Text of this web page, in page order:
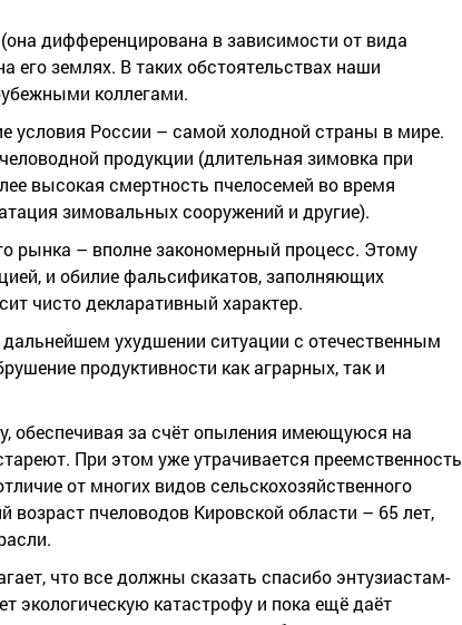
дифференцирована в зависимости от вида
землях. В таких обстоятельствах наши
коллегами.
условия России – самой холодной страны в мире.
продукции (длительная зимовка при
высокая смертность пчелосемей во время
зимовальных сооружений и другие).
рынка – вполне закономерный процесс. Этому
и обилие фальсификатов, заполняющих
чисто декларативный характер.
ухудшении ситуации с отечественным
продуктивности как аграрных, так и
обеспечивая за счёт опыления имеющуюся на
При этом уже утрачивается преемственность
от многих видов сельскохозяйственного
возраст пчеловодов Кировской области – 65 лет,
что все должны сказать спасибо энтузиастам-
экологическую катастрофу и пока ещё даёт